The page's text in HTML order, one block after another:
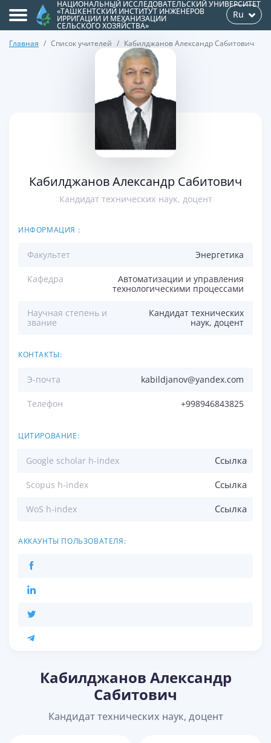
НАЦИОНАЛЬНЫЙ ИССЛЕДОВАТЕЛЬСКИЙ УНИВЕРСИТЕТ
«ТАШКЕНТСКИЙ ИНСТИТУТ ИНЖЕНЕРОВ
ИРРИГАЦИИ И МЕХАНИЗАЦИИ
СЕЛЬСКОГО ХОЗЯЙСТВА»
Ru
Главная Список учителей Кабилджанов Александр Сабитович
>
Кабилджанов Александр Сабитович
Кандидат технических наук, доцент
ИНФОРМАЦИЯ :
Факультет Энергетикa
Кафедра
Автоматизации и управления
технологическими процессами
Научная степень и
звание
Кандидат технических
наук, доцент
КОНТАКТЫ:
Э-почта kabildjanov@yandex.com
Телефон +998946843825
ЦИТИРОВАНИЕ:
Google scholar h-index Ссылка
Scopus h-index Ссылка
WoS h-index Ссылка
АККАУНТЫ ПОЛЬЗОВАТЕЛЯ:
Кабилджанов Александр
Сабитович
Кандидат технических наук, доцент